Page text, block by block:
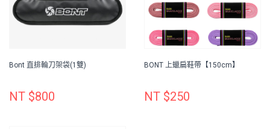
Bont 直排輪刀架袋(1雙)
NT $800
BONT 上蠟扁鞋帶【150cm】
NT $250